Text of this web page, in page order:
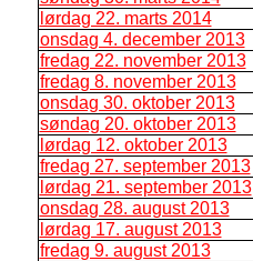
lørdag 22. marts 2014
onsdag 4. december 2013
fredag 22. november 2013
fredag 8. november 2013
onsdag 30. oktober 2013
søndag 20. oktober 2013
lørdag 12. oktober 2013
fredag 27. september 2013
lørdag 21. september 2013
onsdag 28. august 2013
lørdag 17. august 2013
fredag 9. august 2013